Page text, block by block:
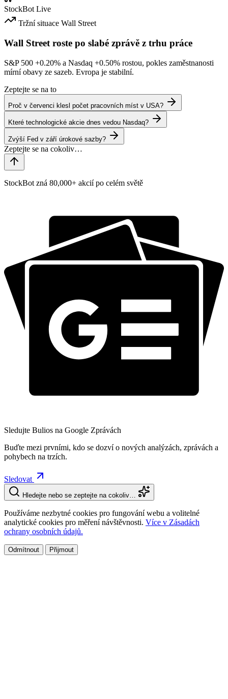
StockBot Live
Tržní situace Wall Street
Wall Street roste po slabé zprávě z trhu práce
S&P 500 +0.20% a Nasdaq +0.50% rostou, pokles zaměstnanosti
mírní obavy ze sazeb. Evropa je stabilní.
Zeptejte se na to
Proč v červenci klesl počet pracovních míst v USA?
Které technologické akcie dnes vedou Nasdaq?
Zvýší Fed v září úrokové sazby?
StockBot zná 80,000+ akcií po celém světě
Sledujte Bulios na Google Zprávách
Buďte mezi prvními, kdo se dozví o nových analýzách, zprávách a
pohybech na trzích.
Sledovat
Hledejte nebo se zeptejte na cokoliv…
Používáme nezbytné cookies pro fungování webu a volitelné
analytické cookies pro měření návštěvnosti. Více v Zásadách
ochrany osobních údajů.
Odmítnout Přijmout